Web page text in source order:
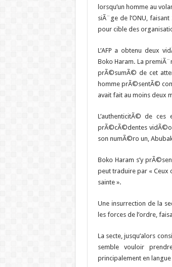
lorsqu’un homme au
siÃ¨ge de l’ONU,
pour cible des
L’AFP a obtenu deux
Boko Haram. La
prÃ©sumÃ© de cet
homme prÃ©sentÃ©
avait fait au moins deux
L’authenticitÃ© de
prÃ©cÃ©dentes
son numÃ©ro un,
Boko Haram s’y
peut traduire par « Ceux
sainte ».
Une insurrection de la
les forces de l’ordre,
La secte, jusqu’alors
semble vouloir
principalement en